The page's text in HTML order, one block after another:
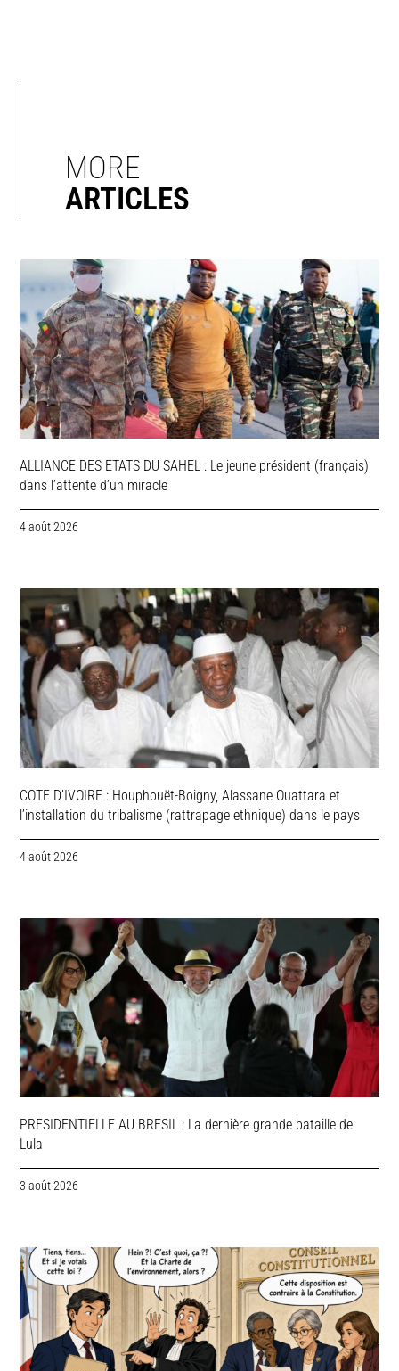
MORE
ARTICLES
ALLIANCE DES ETATS DU SAHEL : Le jeune président (français)
dans l’attente d’un miracle
4 août 2026
COTE D’IVOIRE : Houphouët-Boigny, Alassane Ouattara et
l’installation du tribalisme (rattrapage ethnique) dans le pays
4 août 2026
PRESIDENTIELLE AU BRESIL : La dernière grande bataille de
Lula
3 août 2026